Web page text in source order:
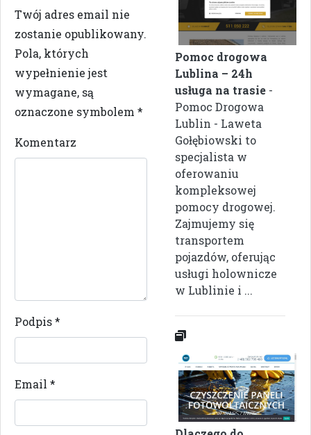
Twój adres email nie
zostanie opublikowany.
Pola, których
wypełnienie jest
wymagane, są
oznaczone symbolem *
Komentarz
Podpis*
Email *
Pomoc drogowa
Lublina – 24h
usługa na trasie -
Pomoc Drogowa
Lublin - Laweta
Gołębiowski to
specjalista w
oferowaniu
kompleksowej
pomocy drogowej.
Zajmujemy się
transportem
pojazdów, oferując
usługi holownicze
w Lublinie i ...